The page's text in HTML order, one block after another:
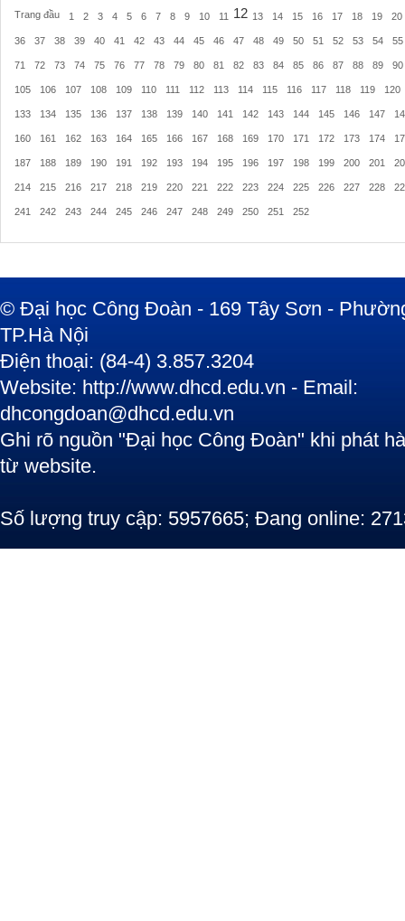
Trang đầu 1 2 3 4 5 6 7 8 9 10 11 12 13 14 15 16 17 18 19 20
36 37 38 39 40 41 42 43 44 45 46 47 48 49 50 51 52 53 54 55
71 72 73 74 75 76 77 78 79 80 81 82 83 84 85 86 87 88 89 90
105 106 107 108 109 110 111 112 113 114 115 116 117 118 119 120
133 134 135 136 137 138 139 140 141 142 143 144 145 146 147
160 161 162 163 164 165 166 167 168 169 170 171 172 173 174
187 188 189 190 191 192 193 194 195 196 197 198 199 200 201
214 215 216 217 218 219 220 221 222 223 224 225 226 227 228
241 242 243 244 245 246 247 248 249 250 251 252
© Đại học Công Đoàn - 169 Tây Sơn -
TP.Hà Nội
Điện thoại: (84-4) 3.857.3204
Website: http://www.dhcd.edu.vn - Email:
dhcongdoan@dhcd.edu.vn
Ghi rõ nguồn "Đại học Công Đoàn" khi phát
từ website.
Số lượng truy cập: 5957665; Đang online: